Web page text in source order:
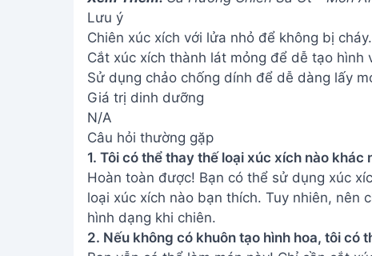
Lưu ý
Chiên xúc xích với lửa nhỏ để không bị cháy.
Cắt xúc xích thành lát mỏng để dễ tạo hình
Sử dụng chảo chống dính để dễ dàng lấy
Giá trị dinh dưỡng
N/A
Câu hỏi thường gặp
1. Tôi có thể thay thế loại xúc xích nào
Hoàn toàn được! Bạn có thể sử dụng xúc
loại xúc xích nào bạn thích. Tuy nhiên, nên
hình dạng khi chiên.
2. Nếu không có khuôn tạo hình hoa, tôi có